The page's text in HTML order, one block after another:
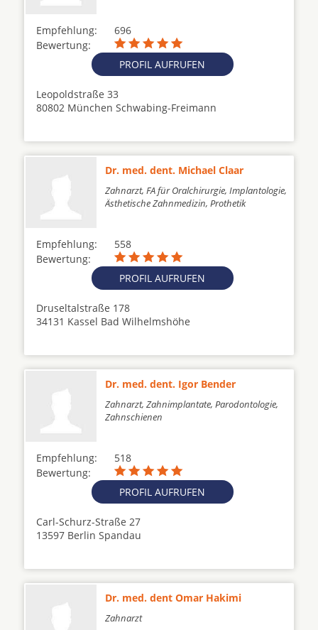
Empfehlung:
696
Bewertung:
PROFIL AUFRUFEN
Leopoldstraße 33
80802 München Schwabing-Freimann
Dr. med. dent. Michael Claar
Zahnarzt, FA für Oralchirurgie, Implantologie,
Ästhetische Zahnmedizin, Prothetik
Empfehlung:
558
Bewertung:
PROFIL AUFRUFEN
Druseltalstraße 178
34131 Kassel Bad Wilhelmshöhe
Dr. med. dent. Igor Bender
Zahnarzt, Zahnimplantate, Parodontologie,
Zahnschienen
Empfehlung:
518
Bewertung:
PROFIL AUFRUFEN
Carl-Schurz-Straße 27
13597 Berlin Spandau
Dr. med. dent Omar Hakimi
Zahnarzt